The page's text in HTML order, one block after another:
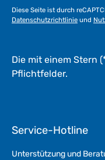
Diese Seite ist durch
Datenschutzrichtlinie und
Die mit einem Stern
Pflichtfelder.
Service-Hotline
Unterstützung und